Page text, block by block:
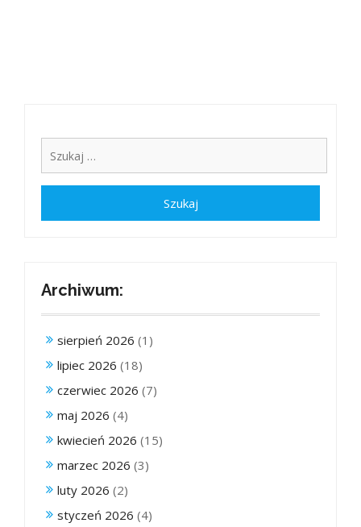
Archiwum:
sierpień 2026 (1)
lipiec 2026 (18)
czerwiec 2026 (7)
maj 2026 (4)
kwiecień 2026 (15)
marzec 2026 (3)
luty 2026 (2)
styczeń 2026 (4)